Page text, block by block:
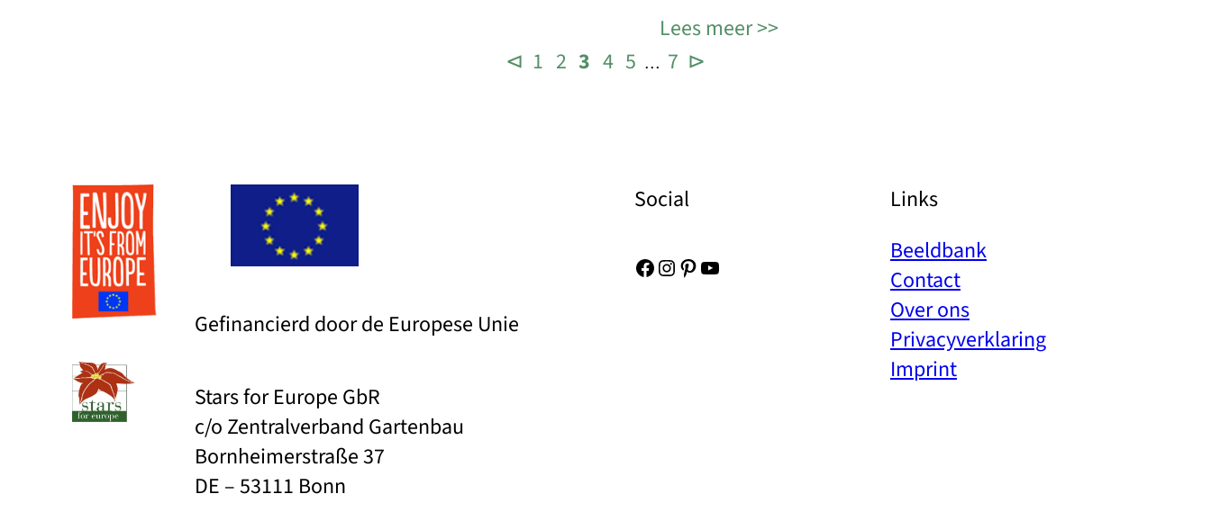
Lees meer
⊲ 1 2 3 4 5 … 7 ⊳
Gefinancierd door de Europese Unie
Stars for Europe GbR
c/o Zentralverband Gartenbau
Bornheimerstraße 37
DE – 53111 Bonn
Social
Facebook Instagram Pinterest YouTube
Links
Beeldbank
Contact
Over ons
Privacyverklaring
Imprint